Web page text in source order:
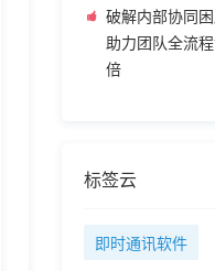
破解内部协同
助力团队全流
倍
标签云
即时通讯软件